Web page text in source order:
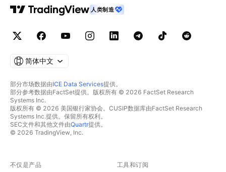
人类制造
简体中文
部分市场数据由ICE Data Services提供。
部分参考数据由FactSet提供。版权所有 © 2026 FactSet Research
Systems Inc.
版权所有 © 2026 美国银行家协会。CUSIP数据库由FactSet Research
Systems Inc.提供。保留所有权利。
SEC文件和其他文件由Quartr提供。
© 2026 TradingView, Inc.
不仅是产品 工具和订阅